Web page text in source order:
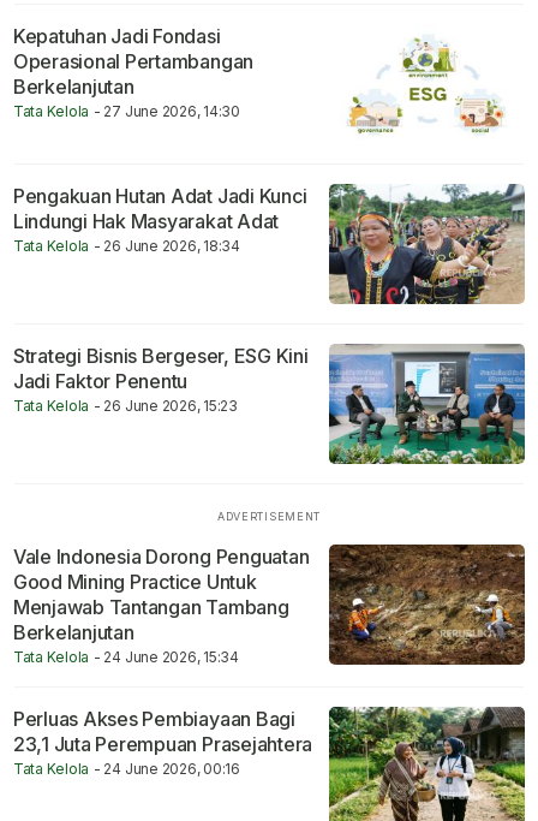
Kepatuhan Jadi Fondasi
Operasional Pertambangan
Berkelanjutan
Tata Kelola - 27 June 2026, 14:30
Pengakuan Hutan Adat Jadi Kunci
Lindungi Hak Masyarakat Adat
Tata Kelola - 26 June 2026, 18:34
Strategi Bisnis Bergeser, ESG Kini
Jadi Faktor Penentu
Tata Kelola - 26 June 2026, 15:23
Vale Indonesia Dorong Penguatan
Good Mining Practice Untuk
Menjawab Tantangan Tambang
Berkelanjutan
Tata Kelola - 24 June 2026, 15:34
Perluas Akses Pembiayaan Bagi
23,1 Juta Perempuan Prasejahtera
Tata Kelola - 24 June 2026, 00:16